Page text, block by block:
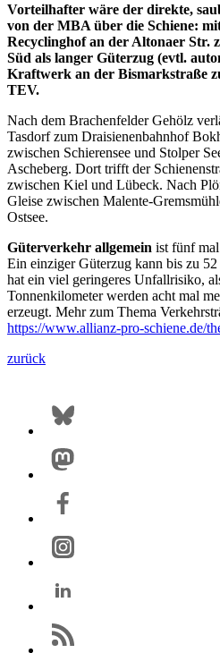
Vorteilhafter wäre der direkte,
von der MBA über die Schiene:
Recyclinghof an der Altonaer Str.
Süd als langer Güterzug (evtl.
Kraftwerk an der Bismarkstraße
TEV.
Nach dem Brachenfelder Gehölz
Tasdorf zum Draisienenbahnhof
zwischen Schierensee und Stolper
Ascheberg. Dort trifft der
zwischen Kiel und Lübeck. Nach
Gleise zwischen Malente-
Ostsee.
Güterverkehr allgemein ist fünf
Ein einziger Güterzug kann bis zu
hat ein viel geringeres Unfallrisiko,
Tonnenkilometer werden acht mal
erzeugt. Mehr zum Thema
https://www.allianz-pro-schiene.de/
zurück